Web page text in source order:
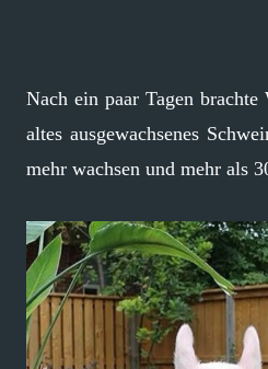
Nach ein paar Tagen
altes ausgewachsenes
mehr wachsen und mehr als